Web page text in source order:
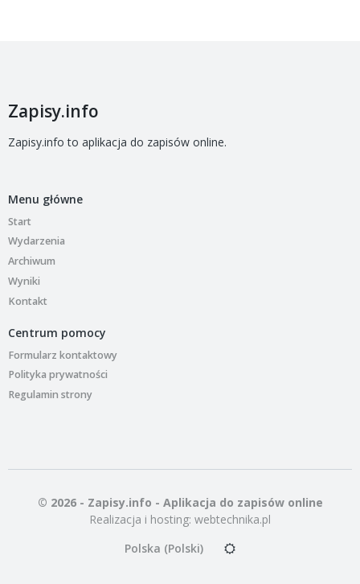
Zapisy.info
Zapisy.info to aplikacja do zapisów online.
Menu główne
Start
Wydarzenia
Archiwum
Wyniki
Kontakt
Centrum pomocy
Formularz kontaktowy
Polityka prywatności
Regulamin strony
© 2026 - Zapisy.info - Aplikacja do zapisów online
Realizacja i hosting: webtechnika.pl
Polska (Polski)